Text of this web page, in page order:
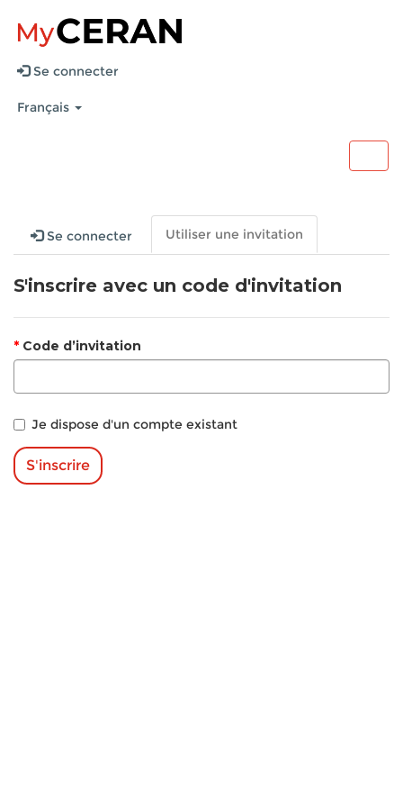
Se connecter
Français
Se connecter Utiliser une invitation
S'inscrire avec un code d'invitation
Code d’invitation
Je dispose d'un compte existant
S'inscrire